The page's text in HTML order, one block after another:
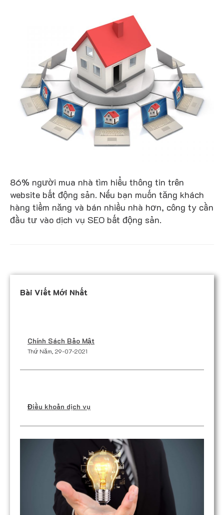
86% người mua nhà tìm hiểu thông tin trên
website bất động sản. Nếu bạn muốn tăng khách
hàng tiềm năng và bán nhiều nhà hơn, công ty cần
đầu tư vào dịch vụ SEO bất động sản.
Bài Viết Mới Nhất
Chính Sách Bảo Mật
Thứ Năm, 29-07-2021
Điều khoản dịch vụ